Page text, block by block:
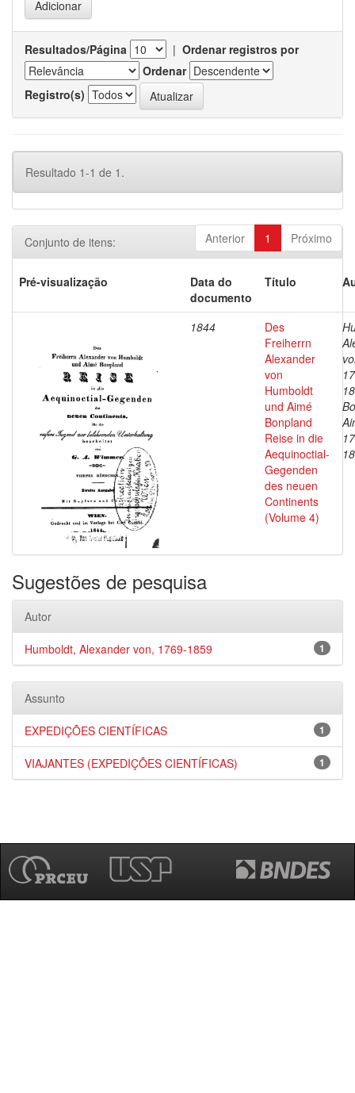
Resultados/Página | Ordenar registros por
Ordenar
Registro(s)
Resultado 1-1 de 1.
Anterior 1 Próximo
Conjunto de itens:
Pré-visualização
Data do
documento
Título
1844
Des
Freiherrn
Alexander
von
Humboldt
und Aimé
Bonpland
Reise in die
Aequinoctial-
Gegenden
des neuen
Continents
(Volume 4)
Sugestões de pesquisa
Autor
1
Humboldt, Alexander von, 1769-1859
Assunto
1
EXPEDIÇÕES CIENTÍFICAS
1
VIAJANTES (EXPEDIÇÕES CIENTÍFICAS)